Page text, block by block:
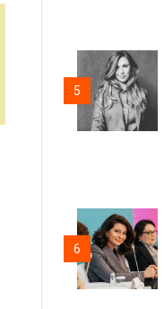
5
6